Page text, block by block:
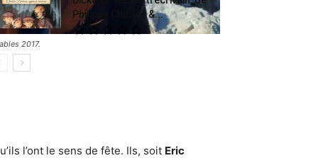
2017.
l’ont le sens de fête. Ils, soit Eric
Philippe Charlot &...